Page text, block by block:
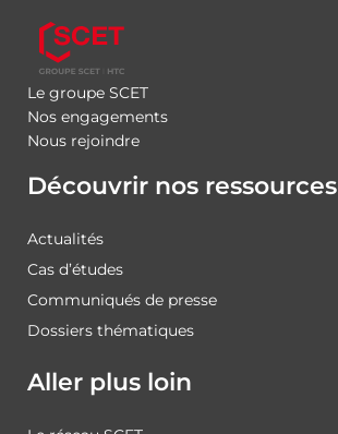
Le groupe SCET
Nos engagements
Nous rejoindre
Découvrir nos ressources
Actualités
Cas d’études
Communiqués de presse
Dossiers thématiques
Aller plus loin